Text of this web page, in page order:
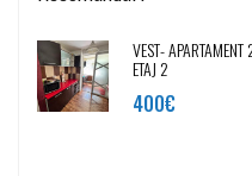
VEST-
ETAJ 2
400€